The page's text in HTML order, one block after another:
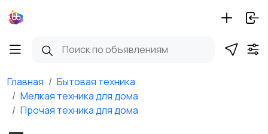
Главная
Бытовая техника
Мелкая техника для дома
Прочая техника для дома